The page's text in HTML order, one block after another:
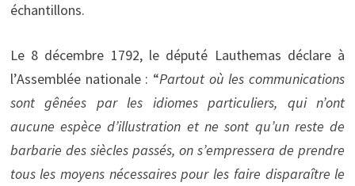
échantillons.
Le 8 décembre 1792, le député Lauthemas déclare à
l’Assemblée nationale : “Partout où les communications
sont gênées par les idiomes particuliers, qui n’ont
aucune espèce d’illustration et ne sont qu’un reste de
barbarie des siècles passés, on s’empressera de prendre
tous les moyens nécessaires pour les faire disparaître le